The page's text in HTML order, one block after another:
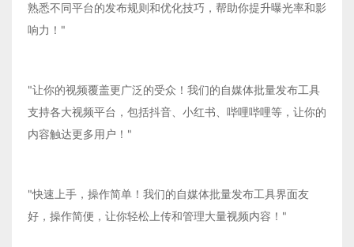
熟悉不同平台的发布规则和优化技巧，帮助你提升曝光率和影
响力！"
"让你的视频覆盖更广泛的受众！我们的自媒体批量发布工具
支持各大视频平台，包括抖音、小红书、哔哩哔哩等，让你的
内容触达更多用户！"
"快速上手，操作简单！我们的自媒体批量发布工具界面友
好，操作简便，让你轻松上传和管理大量视频内容！"